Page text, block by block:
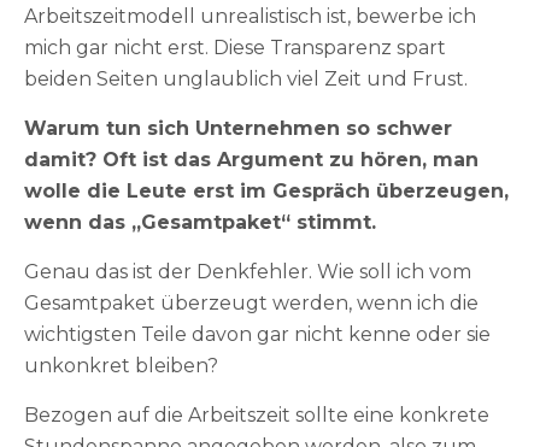
Arbeitszeitmodell unrealistisch ist, bewerbe ich
mich gar nicht erst. Diese Transparenz spart
beiden Seiten unglaublich viel Zeit und Frust.
Warum tun sich Unternehmen so schwer
damit? Oft ist das Argument zu hören, man
wolle die Leute erst im Gespräch überzeugen,
wenn das „Gesamtpaket“ stimmt.
Genau das ist der Denkfehler. Wie soll ich vom
Gesamtpaket überzeugt werden, wenn ich die
wichtigsten Teile davon gar nicht kenne oder sie
unkonkret bleiben?
Bezogen auf die Arbeitszeit sollte eine konkrete